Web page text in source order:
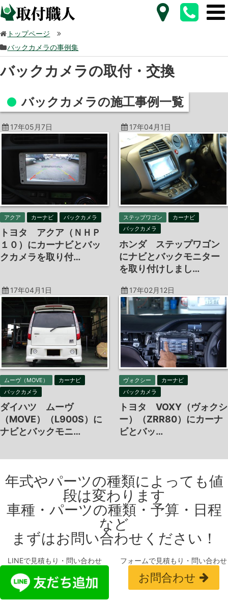
トップページ
バックカメラの事例集
バックカメラの取付・交換
バックカメラの施工事例一覧
17年05月7日
アクア カーナビ バックカメラ
トヨタ アクア（ＮＨＰ
１０）にカーナビとバッ
クカメラを取り付…
17年04月1日
ステップワゴン
カーナビ
バックカメラ
ホンダ ステップワゴン
にナビとバックモニター
を取り付けしまし…
17年04月1日
ムーヴ（MOVE）
カーナビ
バックカメラ
ダイハツ ムーヴ
（MOVE）（L900S）に
ナビとバックモニ…
17年02月12日
ヴォクシー
カーナビ
バックカメラ
トヨタ VOXY（ヴォクシ
ー）（ZRR80）にカーナ
ビとバッ…
年式やパーツの種類によっても値
段は変わります
車種・パーツの種類・予算・日程
など
まずはお問い合わせください！
LINEで見積もり・問い合わせ フォームで見積もり・問い合わせ
お問合わせ